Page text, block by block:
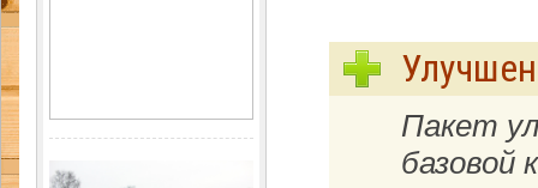
Пакет
базовой